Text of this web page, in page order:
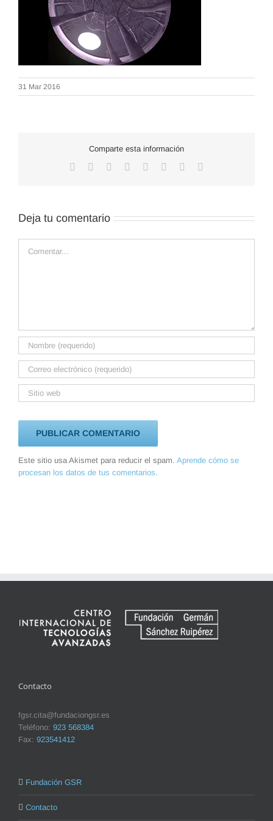
31 Mar 2016
Comparte esta información
Facebook Reddit LinkedInWhatsApp
TumblrPinterest
Deja tu comentario
Este sitio usa Akismet para reducir el spam. Aprende cómo se
procesan los datos de tus comentarios.
Contacto
fgsr.cita@fundaciongsr.es
Teléfono: 923 568384
Fax: 923541412
Fundación GSR
Contacto